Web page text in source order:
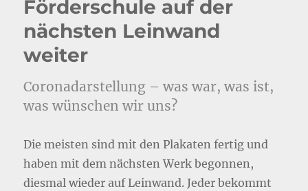
Förderschule auf der
nächsten Leinwand
weiter
Coronadarstellung – was war, was ist,
was wünschen wir uns?
Die meisten sind mit den Plakaten fertig und
haben mit dem nächsten Werk begonnen,
diesmal wieder auf Leinwand. Jeder bekommt